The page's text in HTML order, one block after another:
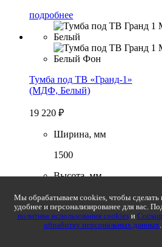
подробнее
Тумба под ТВ «Гранд-1»
(МДФ, Белый)
19 220 ₽
Ширина, мм
1500
Высота, мм
600
Глубина, мм
Мы обрабатываем cookies, чтобы сделать
удобнее и персонализированее для вас.
политика использования cookiesи
обработку персональных данных.